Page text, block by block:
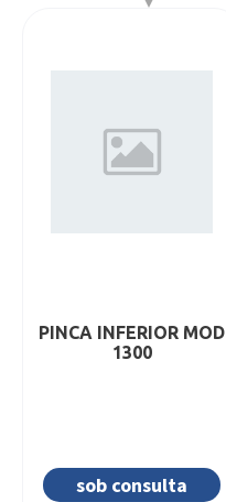
PINCA INFERIOR MOD
1300
sob consulta